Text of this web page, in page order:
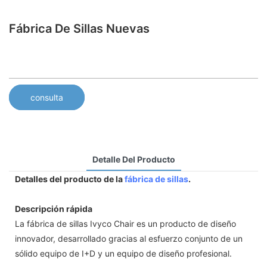
Fábrica De Sillas Nuevas
consulta
Detalle Del Producto
Detalles del producto de lafábrica de sillas.
Descripción rápida
La fábrica de sillas Ivyco Chair es un producto de diseño
innovador, desarrollado gracias al esfuerzo conjunto de un
sólido equipo de I+D y un equipo de diseño profesional.